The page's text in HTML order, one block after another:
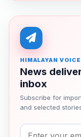
HIMALAYAN
News
inbox
Subscribe for
and selected